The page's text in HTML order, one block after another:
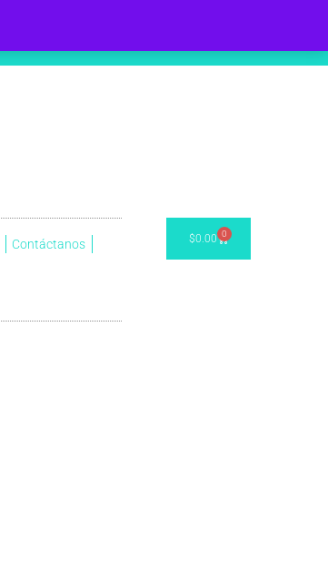
Contáctanos $0.00 0